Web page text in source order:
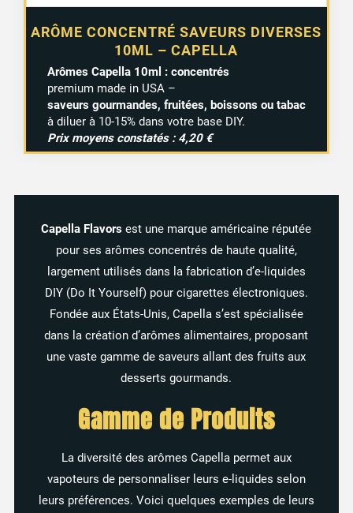
ARÔME CONCENTRÉ SAVEURS DIVERSES
10ML – CAPELLA
Arômes Capella 10ml : concentrés
premium made in USA –
saveurs gourmandes, fruitées, boissons ou tabac
à diluer à 10-15% dans votre base DIY.
Prix moyens constatés : 4,20 €
Capella Flavors est une marque américaine réputée
pour ses arômes concentrés de haute qualité,
largement utilisés dans la fabrication d’e-liquides
DIY (Do It Yourself) pour cigarettes électroniques.
Fondée aux États-Unis, Capella s’est spécialisée
dans la création d’arômes alimentaires, proposant
une vaste gamme de saveurs allant des fruits aux
desserts gourmands.
Gamme de Produits
La diversité des arômes Capella permet aux
vapoteurs de personnaliser leurs e-liquides selon
leurs préférences. Voici quelques exemples de leurs